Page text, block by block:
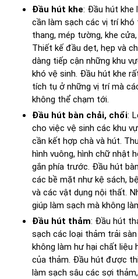
Đầu hút khe: Đầu hút khe
cần làm sạch các vị trí khó
thang, mép tường, khe
Thiết kế đầu dẹt, hẹp và
dàng tiếp cận những khu
khó vệ sinh. Đầu hút khe
tích tụ ở những vị trí mà
không thể chạm tới.
Đầu hút bàn chải, chổi:
cho việc vệ sinh các khu
cần kết hợp chà và hút.
hình vuông, hình chữ nhật
gắn phía trước. Đầu hút
các bề mặt như kệ sách,
và các vật dụng nội thất.
giúp làm sạch mà không
Đầu hút thảm: Đầu hút
sạch các loại thảm trải
không làm hư hại chất liệu
của thảm. Đầu hút được
làm sạch sâu các sợi